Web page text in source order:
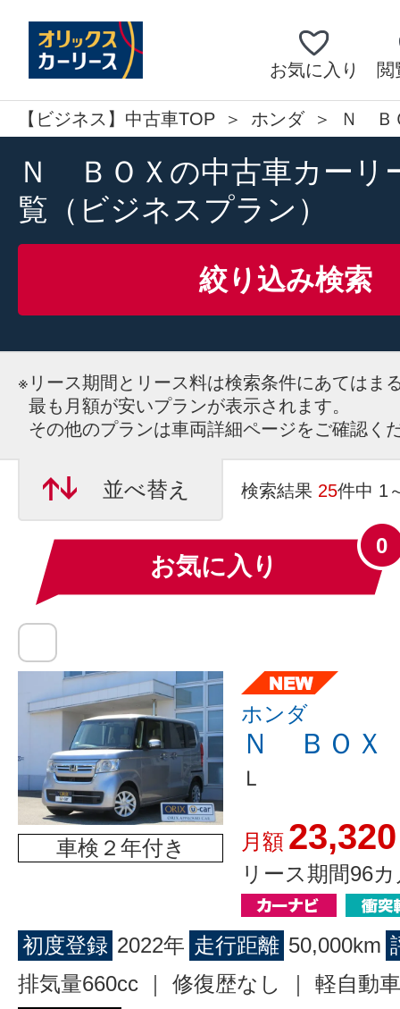
お気に入り 閲
【ビジネス】中古車TOP ホンダ Ｎ Ｂ
Ｎ ＢＯＸの中古車カーリ
覧（ビジネスプラン）
絞り込み検索
※ リース期間とリース料は検索条件にあてはま
最も月額が安いプランが表示されます。
その他のプランは車両詳細ページをご確認く
並べ替え 検索結果 25件中 1
お気に入り
0
車検２年付き
ホンダ
Ｎ ＢＯＸ
Ｌ
月額 23,320
リース期間96
初度登録 2022年 走行距離 50,000km
排気量660cc ｜ 修復歴なし ｜ 軽自動車